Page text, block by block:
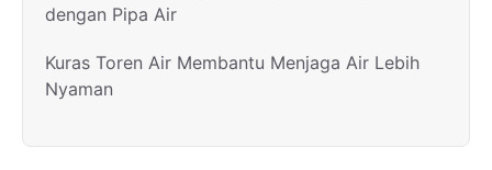
dengan Pipa Air
Kuras Toren Air Membantu Menjaga Air Lebih
Nyaman